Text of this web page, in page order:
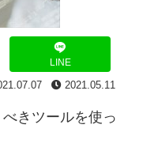
LINE
2021.05.11
きツールを使っ